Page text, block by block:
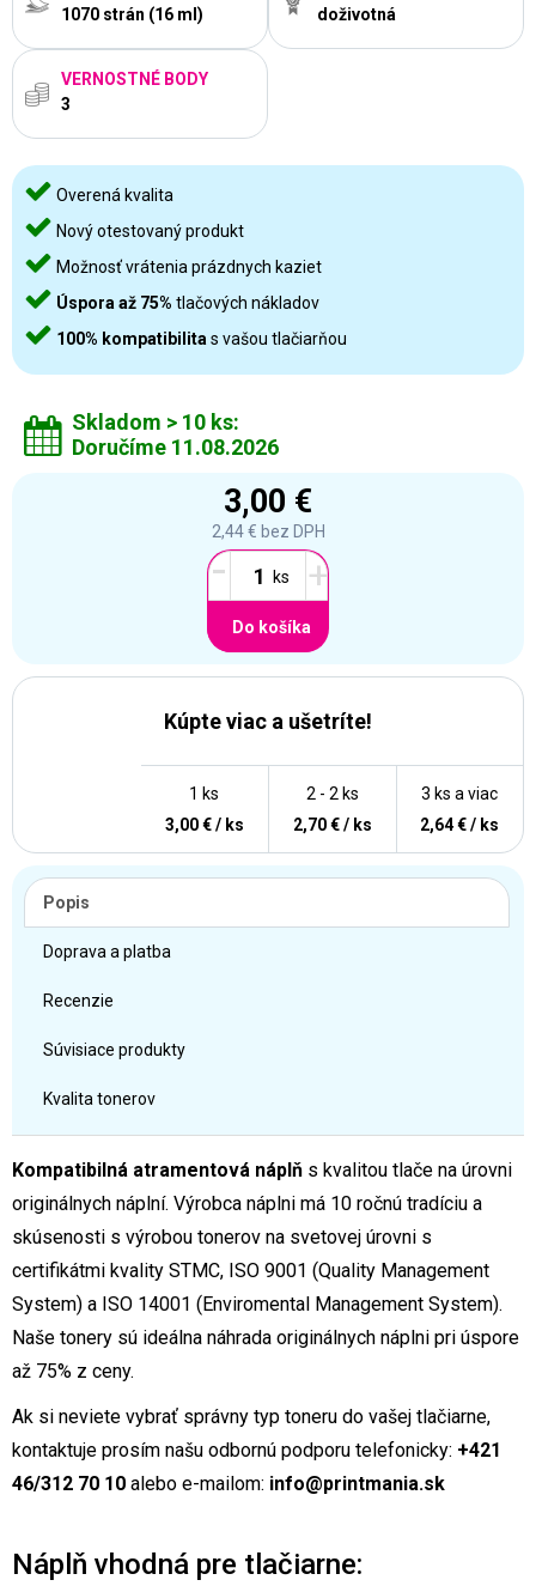
1070 strán (16 ml)
doživotná
VERNOSTNÉ BODY
3
Overená kvalita
Nový otestovaný produkt
Možnosť vrátenia prázdnych kaziet
Úspora až 75% tlačových nákladov
100% kompatibilita s vašou tlačiarňou
Skladom > 10 ks:
Doručíme 11.08.2026
3,00 €
2,44 € bez DPH
- +
Do košíka
Kúpte viac a ušetríte!
3 ks a viac
2,64 € / ks
2 - 2 ks
2,70 € / ks
1 ks
3,00 € / ks
Popis
Doprava a platba
Recenzie
Súvisiace produkty
Kvalita tonerov
Kompatibilná atramentová náplň s kvalitou tlače na úrovni
originálnych náplní. Výrobca náplni má 10 ročnú tradíciu a
skúsenosti s výrobou tonerov na svetovej úrovni s
certifikátmi kvality STMC, ISO 9001 (Quality Management
System) a ISO 14001 (Enviromental Management System).
Naše tonery sú ideálna náhrada originálnych náplni pri úspore
až 75% z ceny.
Ak si neviete vybrať správny typ toneru do vašej tlačiarne,
kontaktuje prosím našu odbornú podporu telefonicky: +421
46/312 70 10 alebo e-mailom: info@printmania.sk
Náplň vhodná pre tlačiarne: